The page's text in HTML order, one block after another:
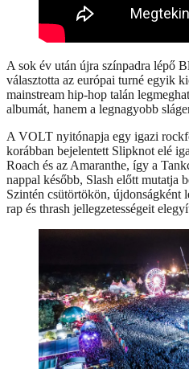
A sok év után újra színpadra lépő
választotta az európai turné egyik
mainstream hip-hop talán
albumát, hanem a legnagyobb
A VOLT nyitónapja egy igazi
korábban bejelentett Slipknot elé
Roach és az Amaranthe, így a
nappal később, Slash előtt mutatja
Szintén csütörtökön, újdonságként
rap és thrash jellegzetességeit